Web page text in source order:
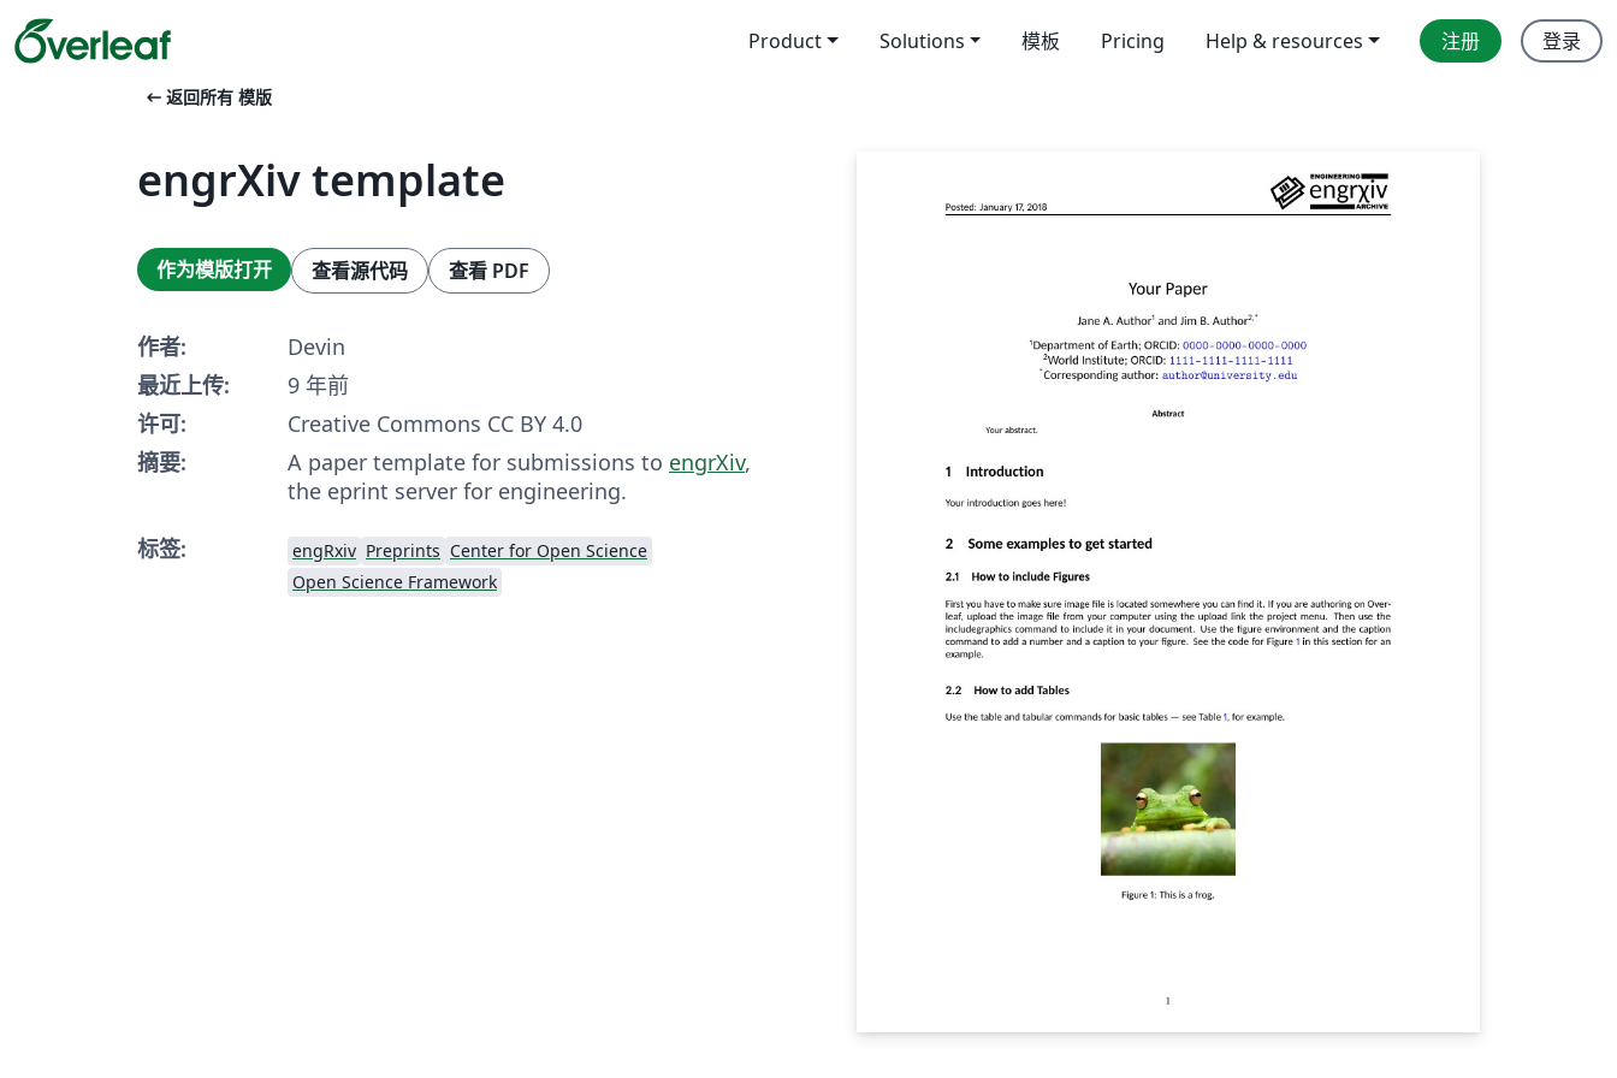
Product Solutions 模板 Pricing Help & resources 注册 登录
arrow_left_alt 返回所有 模版
engrXiv template
作为模版打开 查看源代码 查看 PDF
作者:
Devin
最近上传:
9 年前
许可:
Creative Commons CC BY 4.0
摘要:
A paper template for submissions to engrXiv,
the eprint server for engineering.
标签:
engRxiv Preprints Center for Open Science
Open Science Framework